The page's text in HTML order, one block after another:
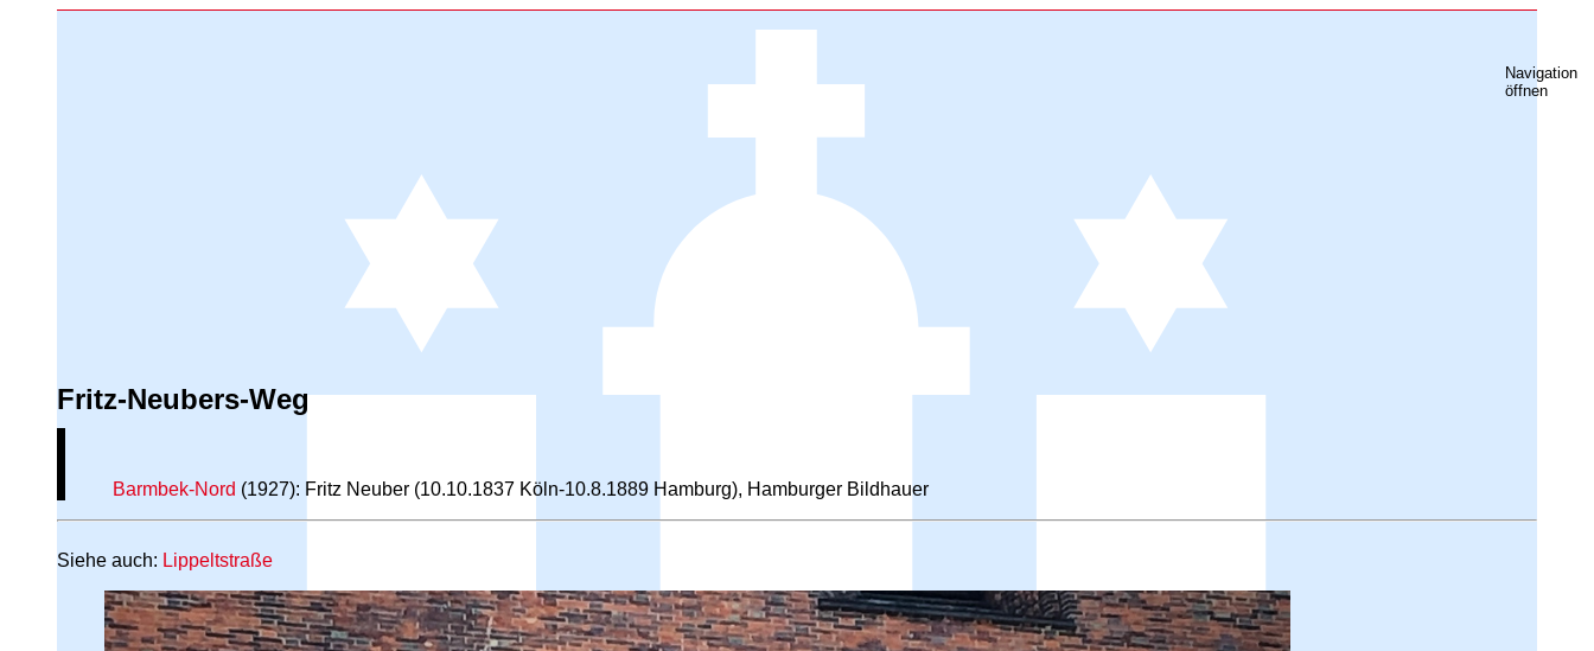
Navigation
öffnen
Fritz-Neubers-Weg
Barmbek-Nord (1927): Fritz Neuber (10.10.1837 Köln-10.8.1889 Hamburg), Hamburger Bildhauer
Siehe auch: Lippeltstraße